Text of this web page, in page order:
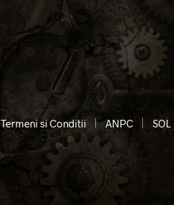
Termeni si Conditii ANPC SOL